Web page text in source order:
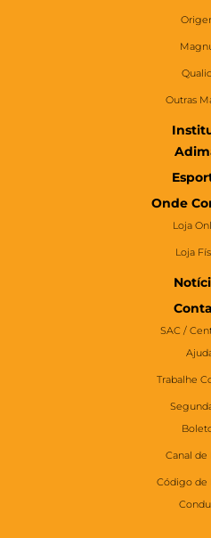
Outras
Onde
Loja
Loja
SAC /
Trabalhe
Canal de
Código de